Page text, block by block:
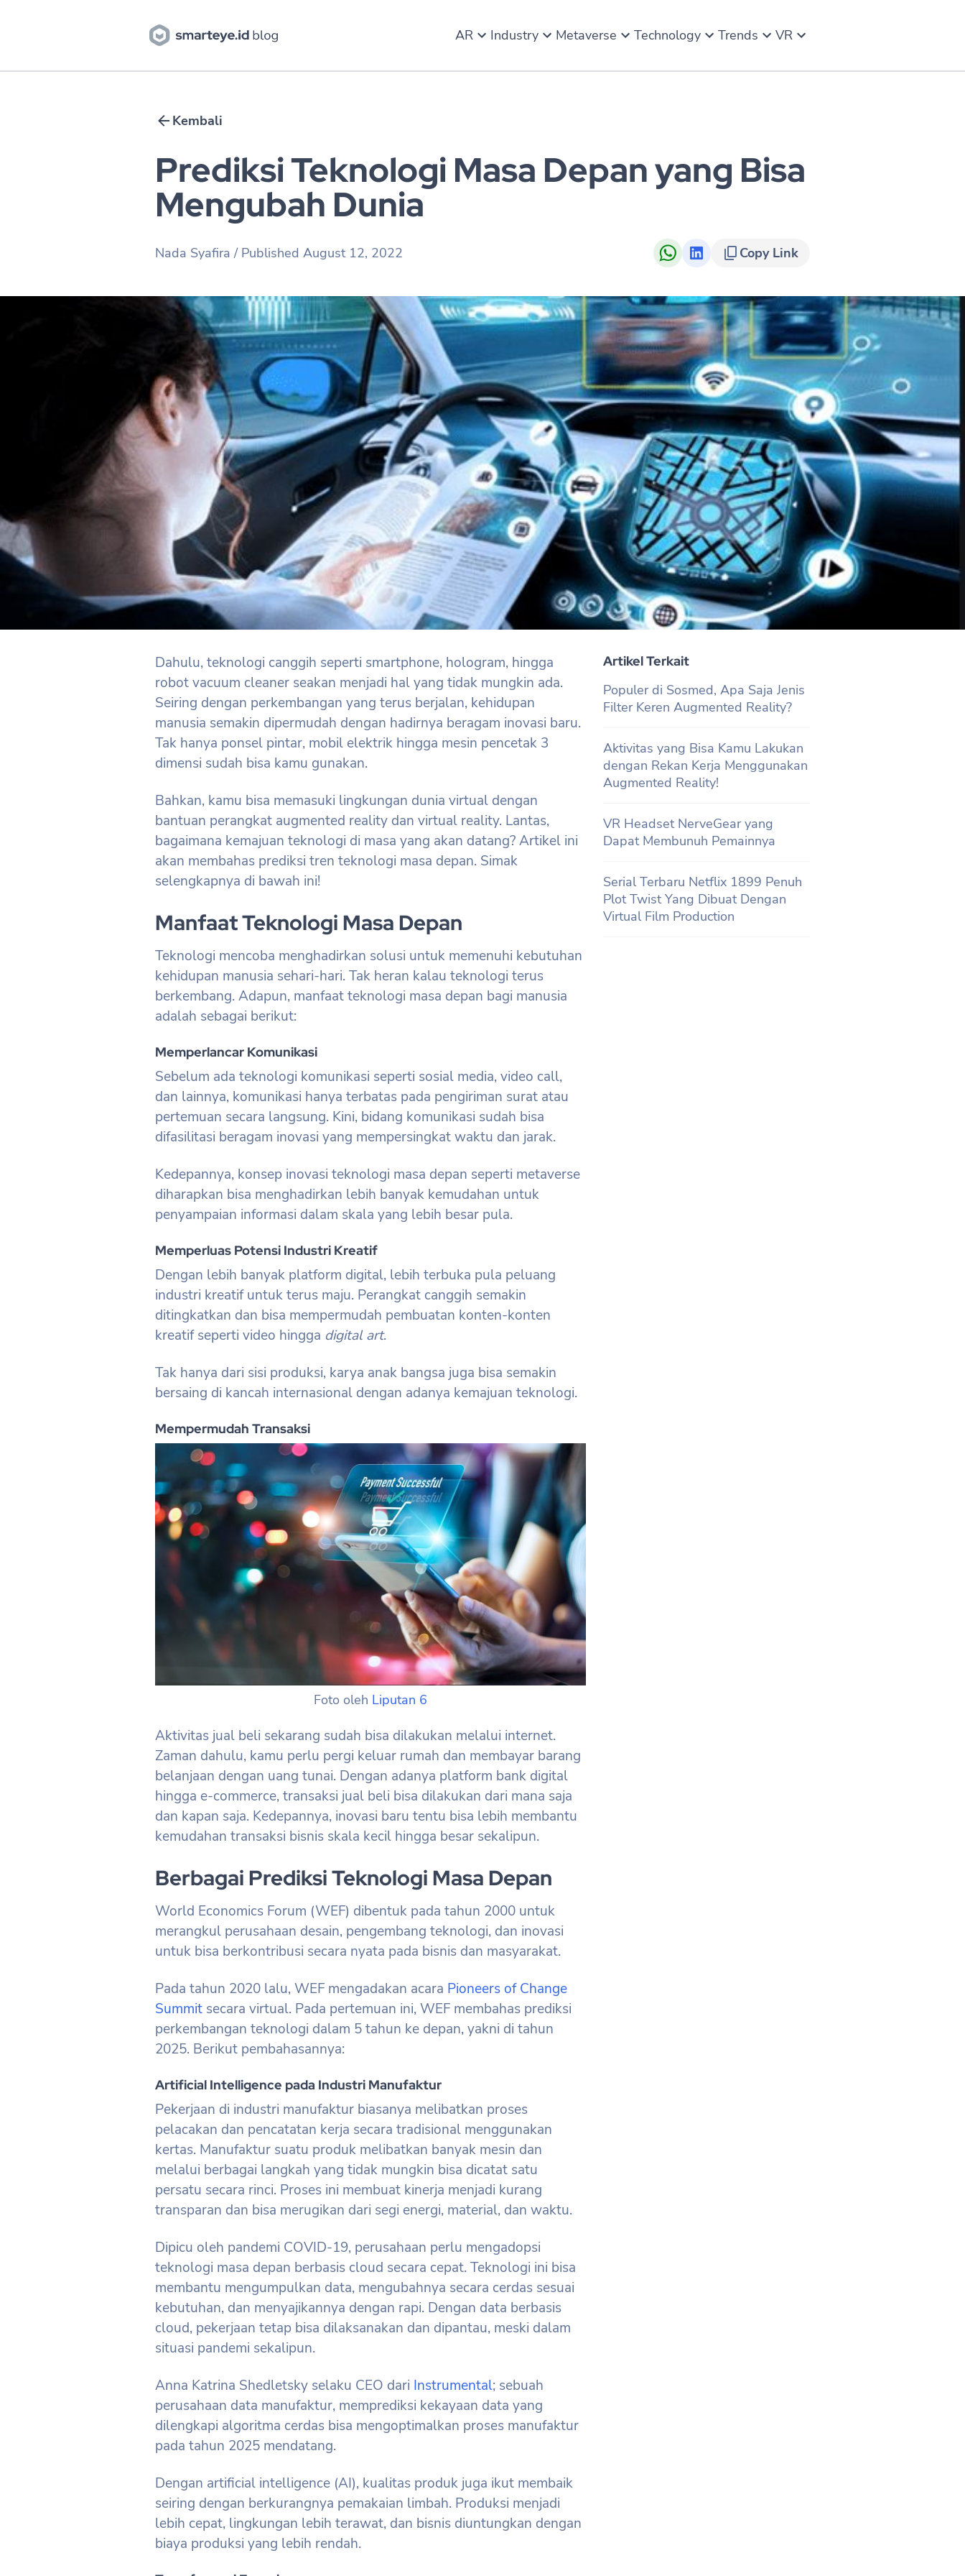
AR Industry Metaverse Technology Trends VR
Kembali
Prediksi Teknologi Masa Depan yang Bisa
Mengubah Dunia
Nada Syafira / Published August 12, 2022 Copy Link
Dahulu, teknologi canggih seperti smartphone, hologram, hingga
robot vacuum cleaner seakan menjadi hal yang tidak mungkin ada.
Seiring dengan perkembangan yang terus berjalan, kehidupan
manusia semakin dipermudah dengan hadirnya beragam inovasi baru.
Tak hanya ponsel pintar, mobil elektrik hingga mesin pencetak 3
dimensi sudah bisa kamu gunakan.
Bahkan, kamu bisa memasuki lingkungan dunia virtual dengan
bantuan perangkat augmented reality dan virtual reality. Lantas,
bagaimana kemajuan teknologi di masa yang akan datang? Artikel ini
akan membahas prediksi tren teknologi masa depan. Simak
selengkapnya di bawah ini!
Manfaat Teknologi Masa Depan
Teknologi mencoba menghadirkan solusi untuk memenuhi kebutuhan
kehidupan manusia sehari-hari. Tak heran kalau teknologi terus
berkembang. Adapun, manfaat teknologi masa depan bagi manusia
adalah sebagai berikut:
Memperlancar Komunikasi
Sebelum ada teknologi komunikasi seperti sosial media, video call,
dan lainnya, komunikasi hanya terbatas pada pengiriman surat atau
pertemuan secara langsung. Kini, bidang komunikasi sudah bisa
difasilitasi beragam inovasi yang mempersingkat waktu dan jarak.
Kedepannya, konsep inovasi teknologi masa depan seperti metaverse
diharapkan bisa menghadirkan lebih banyak kemudahan untuk
penyampaian informasi dalam skala yang lebih besar pula.
Memperluas Potensi Industri Kreatif
Dengan lebih banyak platform digital, lebih terbuka pula peluang
industri kreatif untuk terus maju. Perangkat canggih semakin
ditingkatkan dan bisa mempermudah pembuatan konten-konten
kreatif seperti video hingga digital art.
Tak hanya dari sisi produksi, karya anak bangsa juga bisa semakin
bersaing di kancah internasional dengan adanya kemajuan teknologi.
Mempermudah Transaksi
Foto oleh Liputan 6
Aktivitas jual beli sekarang sudah bisa dilakukan melalui internet.
Zaman dahulu, kamu perlu pergi keluar rumah dan membayar barang
belanjaan dengan uang tunai. Dengan adanya platform bank digital
hingga e-commerce, transaksi jual beli bisa dilakukan dari mana saja
dan kapan saja. Kedepannya, inovasi baru tentu bisa lebih membantu
kemudahan transaksi bisnis skala kecil hingga besar sekalipun.
Berbagai Prediksi Teknologi Masa Depan
World Economics Forum (WEF) dibentuk pada tahun 2000 untuk
merangkul perusahaan desain, pengembang teknologi, dan inovasi
untuk bisa berkontribusi secara nyata pada bisnis dan masyarakat.
Pada tahun 2020 lalu, WEF mengadakan acara Pioneers of Change
Summit secara virtual. Pada pertemuan ini, WEF membahas prediksi
perkembangan teknologi dalam 5 tahun ke depan, yakni di tahun
2025. Berikut pembahasannya:
Artificial Intelligence pada Industri Manufaktur
Pekerjaan di industri manufaktur biasanya melibatkan proses
pelacakan dan pencatatan kerja secara tradisional menggunakan
kertas. Manufaktur suatu produk melibatkan banyak mesin dan
melalui berbagai langkah yang tidak mungkin bisa dicatat satu
persatu secara rinci. Proses ini membuat kinerja menjadi kurang
transparan dan bisa merugikan dari segi energi, material, dan waktu.
Dipicu oleh pandemi COVID-19, perusahaan perlu mengadopsi
teknologi masa depan berbasis cloud secara cepat. Teknologi ini bisa
membantu mengumpulkan data, mengubahnya secara cerdas sesuai
kebutuhan, dan menyajikannya dengan rapi. Dengan data berbasis
cloud, pekerjaan tetap bisa dilaksanakan dan dipantau, meski dalam
situasi pandemi sekalipun.
Anna Katrina Shedletsky selaku CEO dari Instrumental; sebuah
perusahaan data manufaktur, memprediksi kekayaan data yang
dilengkapi algoritma cerdas bisa mengoptimalkan proses manufaktur
pada tahun 2025 mendatang.
Dengan artificial intelligence (AI), kualitas produk juga ikut membaik
seiring dengan berkurangnya pemakaian limbah. Produksi menjadi
lebih cepat, lingkungan lebih terawat, dan bisnis diuntungkan dengan
biaya produksi yang lebih rendah.
Artikel Terkait
Populer di Sosmed, Apa Saja Jenis
Filter Keren Augmented Reality?
Aktivitas yang Bisa Kamu Lakukan
dengan Rekan Kerja Menggunakan
Augmented Reality!
VR Headset NerveGear yang
Dapat Membunuh Pemainnya
Serial Terbaru Netflix 1899 Penuh
Plot Twist Yang Dibuat Dengan
Virtual Film Production